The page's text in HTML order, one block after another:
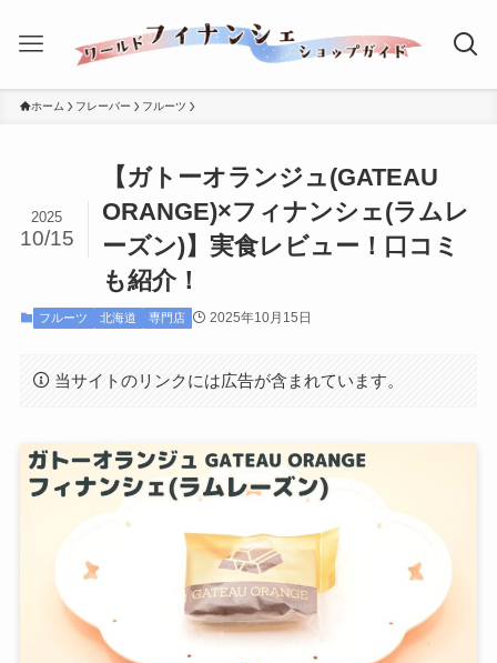
ホーム フレーバー フルーツ
【ガトーオランジュ(GATEAU
ORANGE)×フィナンシェ(ラムレ
ーズン)】実食レビュー！口コミ
も紹介！
2025
10/15
フルーツ 北海道 専門店 2025年10月15日
当サイトのリンクには広告が含まれています。